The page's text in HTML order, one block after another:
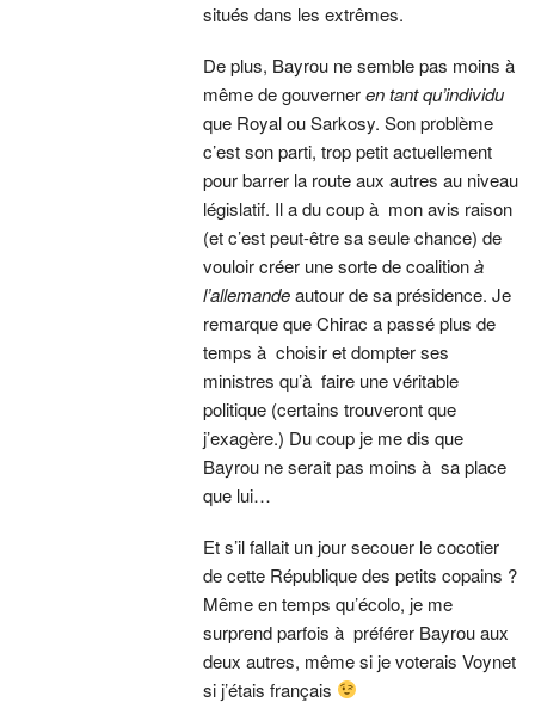
situés dans les extrêmes.
De plus, Bayrou ne semble pas moins à
même de gouverneren tant qu’individu
que Royal ou Sarkosy. Son problème
c’est son parti, trop petit actuellement
pour barrer la route aux autres au niveau
législatif. Il a du coup à mon avis raison
(et c’est peut-être sa seule chance) de
vouloir créer une sorte de coalitionà
l’allemandeautour de sa présidence. Je
remarque que Chirac a passé plus de
temps à choisir et dompter ses
ministres qu’à faire une véritable
politique (certains trouveront que
j’exagère.) Du coup je me dis que
Bayrou ne serait pas moins à sa place
que lui…
Et s’il fallait un jour secouer le cocotier
de cette République des petits copains ?
Même en temps qu’écolo, je me
surprend parfois à préférer Bayrou aux
deux autres, même si je voterais Voynet
si j’étais français